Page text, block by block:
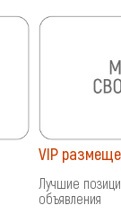
VIP
Лучшие
объявления